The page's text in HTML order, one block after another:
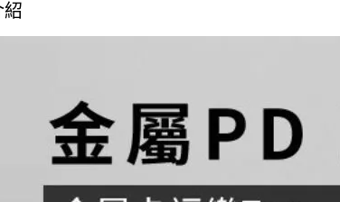
紹